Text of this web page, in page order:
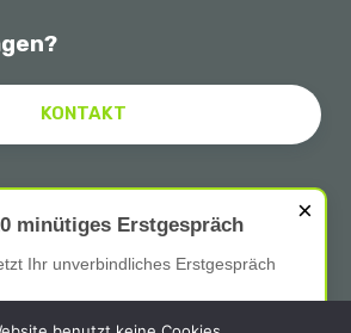
KONTAKT
×
minütiges Erstgespräch
Ihr unverbindliches Erstgespräch